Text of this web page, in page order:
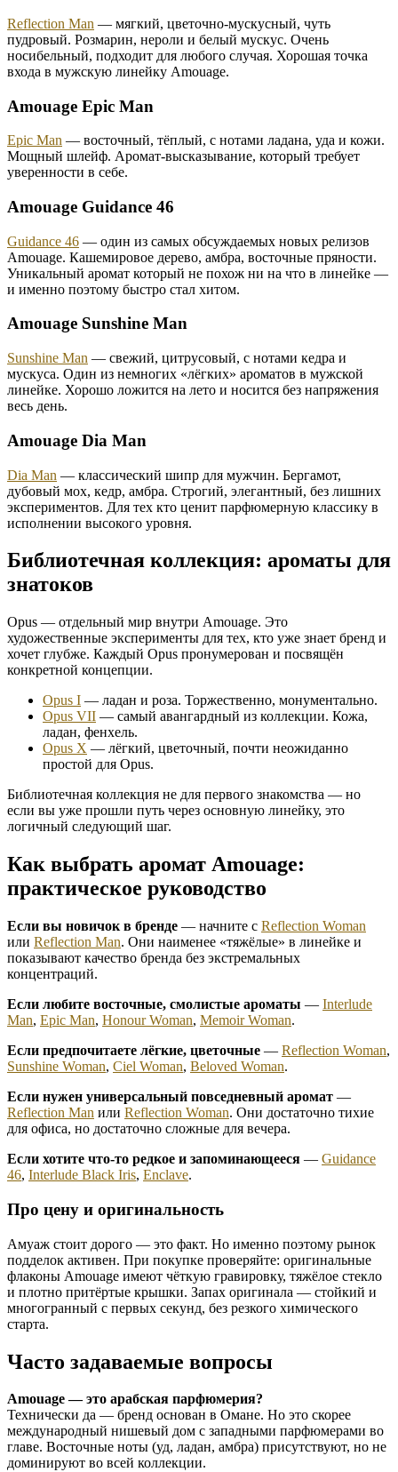
Reflection Man — мягкий, цветочно-мускусный, чуть
пудровый. Розмарин, нероли и белый мускус. Очень
носибельный, подходит для любого случая. Хорошая точка
входа в мужскую линейку Amouage.
Amouage Epic Man
Epic Man — восточный, тёплый, с нотами ладана, уда и кожи.
Мощный шлейф. Аромат-высказывание, который требует
уверенности в себе.
Amouage Guidance 46
Guidance 46 — один из самых обсуждаемых новых релизов
Amouage. Кашемировое дерево, амбра, восточные пряности.
Уникальный аромат который не похож ни на что в линейке —
и именно поэтому быстро стал хитом.
Amouage Sunshine Man
Sunshine Man — свежий, цитрусовый, с нотами кедра и
мускуса. Один из немногих «лёгких» ароматов в мужской
линейке. Хорошо ложится на лето и носится без напряжения
весь день.
Amouage Dia Man
Dia Man — классический шипр для мужчин. Бергамот,
дубовый мох, кедр, амбра. Строгий, элегантный, без лишних
экспериментов. Для тех кто ценит парфюмерную классику в
исполнении высокого уровня.
Библиотечная коллекция: ароматы для
знатоков
Opus — отдельный мир внутри Amouage. Это
художественные эксперименты для тех, кто уже знает бренд и
хочет глубже. Каждый Opus пронумерован и посвящён
конкретной концепции.
Opus I — ладан и роза. Торжественно, монументально.
Opus VII — самый авангардный из коллекции. Кожа,
ладан, фенхель.
Opus X — лёгкий, цветочный, почти неожиданно
простой для Opus.
Библиотечная коллекция не для первого знакомства — но
если вы уже прошли путь через основную линейку, это
логичный следующий шаг.
Как выбрать аромат Amouage:
практическое руководство
Если вы новичок в бренде — начните с Reflection Woman
или Reflection Man. Они наименее «тяжёлые» в линейке и
показывают качество бренда без экстремальных
концентраций.
Если любите восточные, смолистые ароматы — Interlude
Man, Epic Man, Honour Woman, Memoir Woman.
Если предпочитаете лёгкие, цветочные — Reflection Woman,
Sunshine Woman, Ciel Woman, Beloved Woman.
Если нужен универсальный повседневный аромат —
Reflection Man или Reflection Woman. Они достаточно тихие
для офиса, но достаточно сложные для вечера.
Если хотите что-то редкое и запоминающееся — Guidance
46, Interlude Black Iris, Enclave.
Про цену и оригинальность
Амуаж стоит дорого — это факт. Но именно поэтому рынок
подделок активен. При покупке проверяйте: оригинальные
флаконы Amouage имеют чёткую гравировку, тяжёлое стекло
и плотно притёртые крышки. Запах оригинала — стойкий и
многогранный с первых секунд, без резкого химического
старта.
Часто задаваемые вопросы
Amouage — это арабская парфюмерия?
Технически да — бренд основан в Омане. Но это скорее
международный нишевый дом с западными парфюмерами во
главе. Восточные ноты (уд, ладан, амбра) присутствуют, но не
доминируют во всей коллекции.